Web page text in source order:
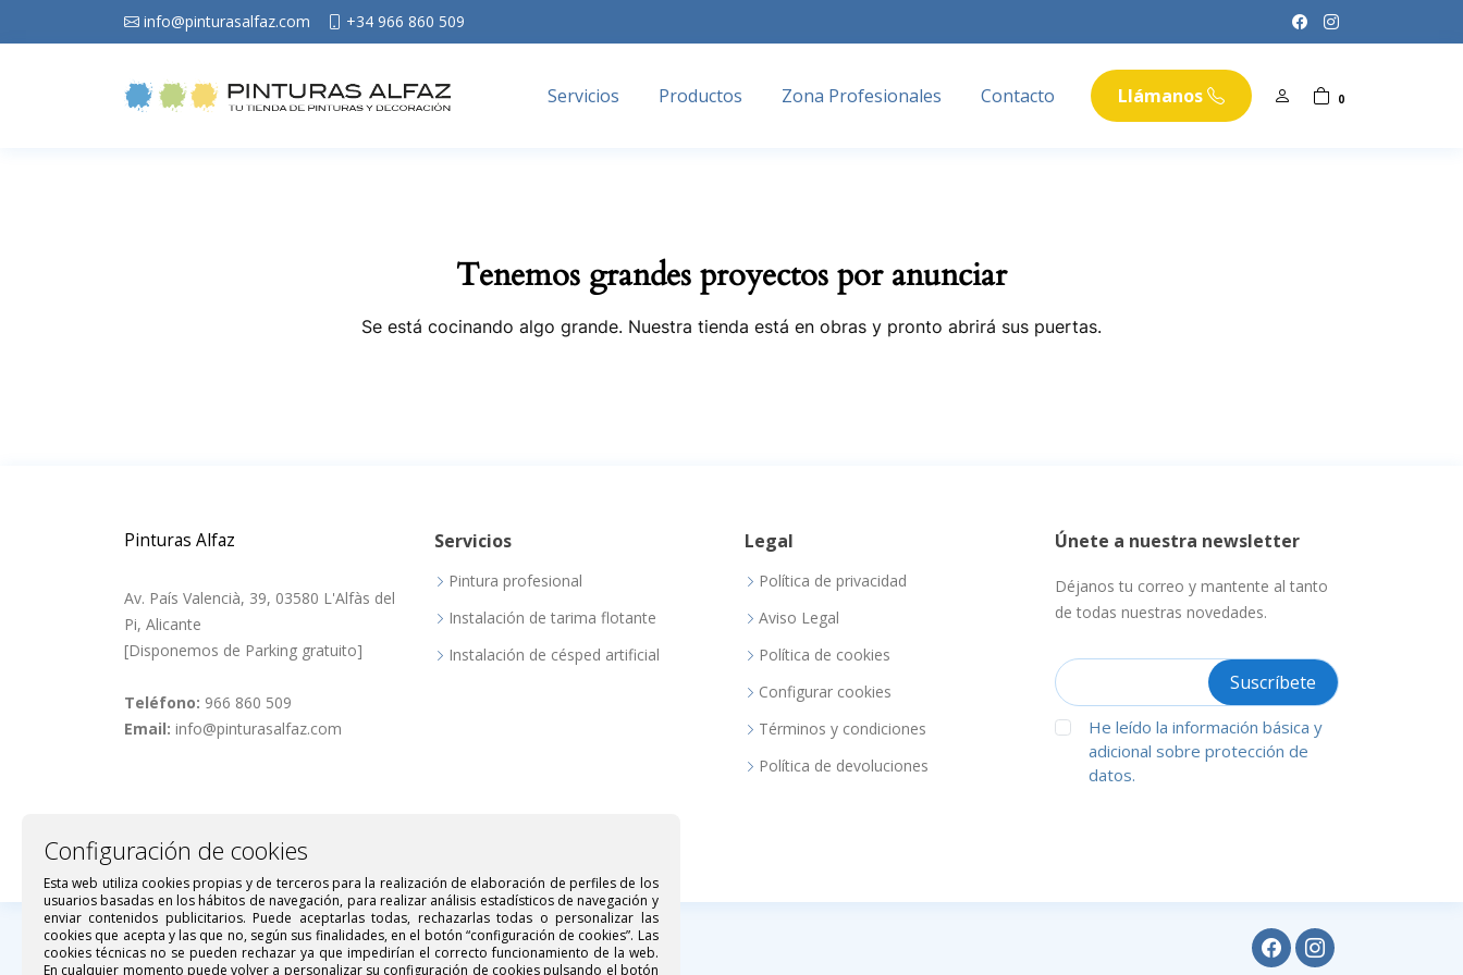
info@pinturasalfaz.com +34 966 860 509
Servicios Productos Zona Profesionales Contacto Llámanos 0
Tenemos grandes proyectos por anunciar
Se está cocinando algo grande. Nuestra tienda está en obras y pronto abrirá sus puertas.
Pinturas Alfaz
Av. País Valencià, 39, 03580 L'Alfàs del
Pi, Alicante
[Disponemos de Parking gratuito]
Teléfono: 966 860 509
Email: info@pinturasalfaz.com
Servicios
Pintura profesional
Instalación de tarima flotante
Instalación de césped artificial
Legal
Política de privacidad
Aviso Legal
Política de cookies
Configurar cookies
Términos y condiciones
Política de devoluciones
Únete a nuestra newsletter
Déjanos tu correo y mantente al tanto
de todas nuestras novedades.
He leído la información básica y
adicional sobre protección de
datos.
© Copyright 2026 -Pinturas Alfaz.
Diseño y desarrollo web porTuenweb
Configuración de cookies
Esta web utiliza cookies propias y de terceros para la realización de elaboración de perfiles de los
usuarios basadas en los hábitos de navegación, para realizar análisis estadísticos de navegación y
enviar contenidos publicitarios. Puede aceptarlas todas, rechazarlas todas o personalizar las
cookies que acepta y las que no, según sus finalidades, en el botón “configuración de cookies”. Las
cookies técnicas no se pueden rechazar ya que impedirían el correcto funcionamiento de la web.
En cualquier momento puede volver a personalizar su configuración de cookies pulsando el botón